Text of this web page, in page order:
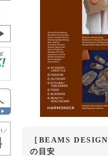
［BEAMS
の目安